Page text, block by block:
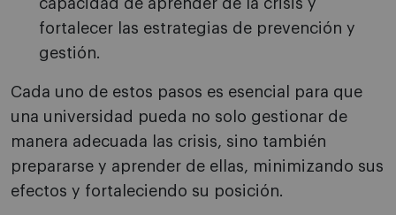
capacidad de aprender de la crisis y
fortalecer las estrategias de prevención y
gestión.
Cada uno de estos pasos es esencial para que
una universidad pueda no solo gestionar de
manera adecuada las crisis, sino también
prepararse y aprender de ellas, minimizando sus
efectos y fortaleciendo su posición.